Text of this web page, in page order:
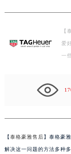
【
爱
一
【泰格豪雅售后】泰格豪
解决这一问题的方法多种